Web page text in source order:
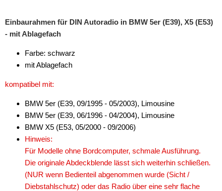
Freisprechadapter
Handyhalterungen
iPod
kabellos Laden
Lautsprecheradapter
Lautsprechereinbauset
Lautsprecherkabel
Lautsprecherringe
Einbaurahmen für DIN Autoradio in BMW 5er (E39), X5 (E53)
- mit Ablagefach
Farbe: schwarz
mit Ablagefach
kompatibel mit:
BMW 5er (E39, 09/1995 - 05/2003), Limousine
BMW 5er (E39, 06/1996 - 04/2004), Limousine
BMW X5 (E53, 05/2000 - 09/2006)
Hinweis:
Für Modelle ohne Bordcomputer, schmale Ausführung.
Die originale Abdeckblende lässt sich weiterhin schließen.
(NUR wenn Bedienteil abgenommen wurde (Sicht /
Diebstahlschutz) oder das Radio über eine sehr flache